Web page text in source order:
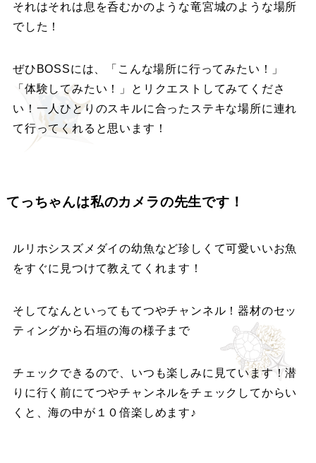
それはそれは息を呑むかのような竜宮城のような場所
でした！
ぜひBOSSには、「こんな場所に行ってみたい！」
「体験してみたい！」とリクエストしてみてくださ
い！一人ひとりのスキルに合ったステキな場所に連れ
て行ってくれると思います！
てっちゃんは私のカメラの先生です！
ルリホシスズメダイの幼魚など珍しくて可愛いいお魚
をすぐに見つけて教えてくれます！
そしてなんといってもてつやチャンネル！器材のセッ
ティングから石垣の海の様子まで
チェックできるので、いつも楽しみに見ています！潜
りに行く前にてつやチャンネルをチェックしてからい
くと、海の中が１０倍楽しめます♪